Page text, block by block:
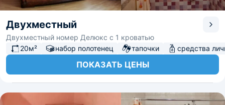
Двухместный
Двухместный номер Делюкс с 1 кроватью
20м²
набор полотенец тапочки средства
ПОКАЗАТЬ ЦЕНЫ